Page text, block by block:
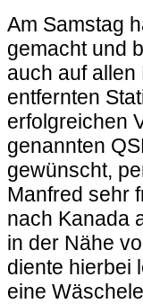
Am Samstag
gemacht und
auch auf
entfernten
erfolgreichen
genannten
gewünscht,
Manfred sehr
nach Kanada
in der Nähe
diente hierbei
eine